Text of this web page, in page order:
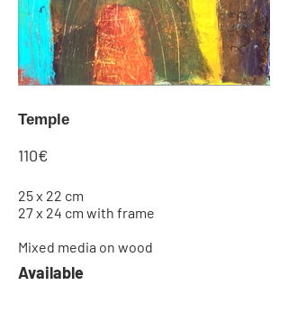
Temple
110€
25 x 22 cm
27 x 24 cm with frame
Mixed media on wood
Available